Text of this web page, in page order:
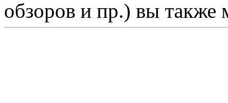
обзоров и пр.) вы также